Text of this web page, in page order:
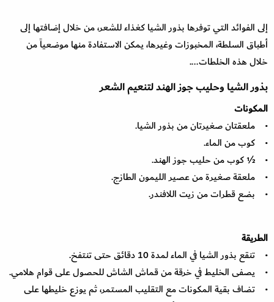
إلى الفوائد التي توفرها بذور الشيا كغذاء للشعر، من خلال إضافتها إلى
أطباق السلطة، المخبوزات وغيرها، يمكن الاستفادة منها موضعياً من
خلال هذه الخلطات....
بذور الشيا وحليب جوز الهند لتنعيم الشعر
المكونات
• ملعقتان صغيرتان من بذور الشيا.
• كوب من الماء.
• ½ كوب من حليب جوز الهند.
• ملعقة صغيرة من عصير الليمون الطازج.
• بضع قطرات من زيت اللافندر.
الطريقة
• تنقع بذور الشيا في الماء لمدة 10 دقائق حتى تنتفخ.
• يصفى الخليط في خرقة من قماش الشاش للحصول على قوام هلامي.
• تضاف بقية المكونات مع التقليب المستمر، ثم يوزع خليطها على